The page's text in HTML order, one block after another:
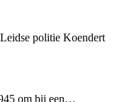
politie Koendert
om bij een…